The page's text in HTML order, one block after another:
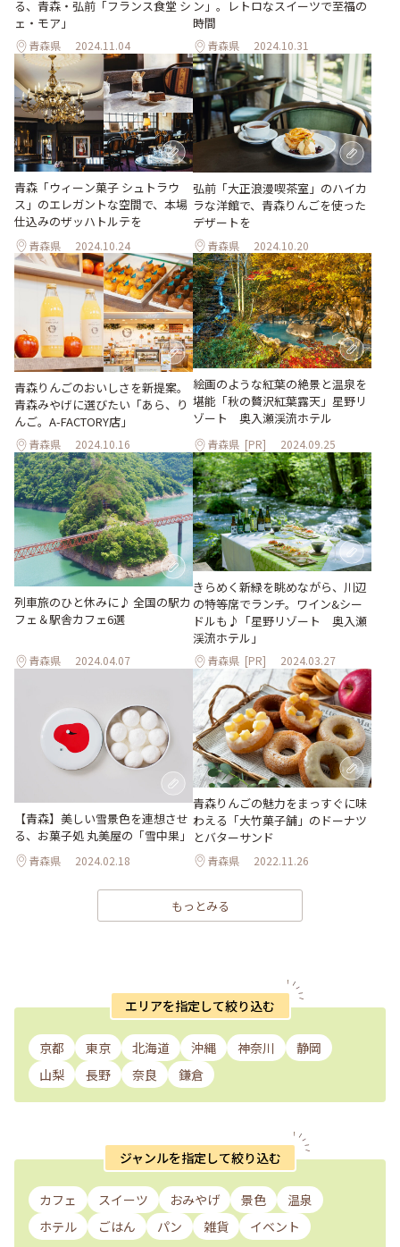
る、青森・弘前「フランス食堂 シ
ェ・モア」
青森県 2024.11.04
ン」。レトロなスイーツで至福の
時間
青森県 2024.10.31
青森「ウィーン菓子 シュトラウ
ス」のエレガントな空間で、本場
仕込みのザッハトルテを
青森県 2024.10.24
弘前「大正浪漫喫茶室」のハイカ
ラな洋館で、青森りんごを使った
デザートを
青森県 2024.10.20
青森りんごのおいしさを新提案。
青森みやげに選びたい「あら、り
んご。A-FACTORY店」
青森県 2024.10.16
絵画のような紅葉の絶景と温泉を
堪能「秋の贅沢紅葉露天」星野リ
ゾート 奥入瀬渓流ホテル
青森県 [PR] 2024.09.25
列車旅のひと休みに♪ 全国の駅カ
フェ＆駅舎カフェ6選
青森県 2024.04.07
きらめく新緑を眺めながら、川辺
の特等席でランチ。ワイン&シー
ドルも♪「星野リゾート 奥⼊瀬
渓流ホテル」
青森県 [PR] 2024.03.27
【青森】美しい雪景色を連想させ
る、お菓子処 丸美屋の「雪中果」
青森県 2024.02.18
青森りんごの魅力をまっすぐに味
わえる「大竹菓子舗」のドーナツ
とバターサンド
青森県 2022.11.26
もっとみる
エリアを指定して絞り込む
京都 東京 北海道 沖縄 神奈川
静岡
山梨
長野 奈良 鎌倉
ジャンルを指定して絞り込む
カフェ スイーツ おみやげ 景色
温泉
ホテル
ごはん パン 雑貨 イベント